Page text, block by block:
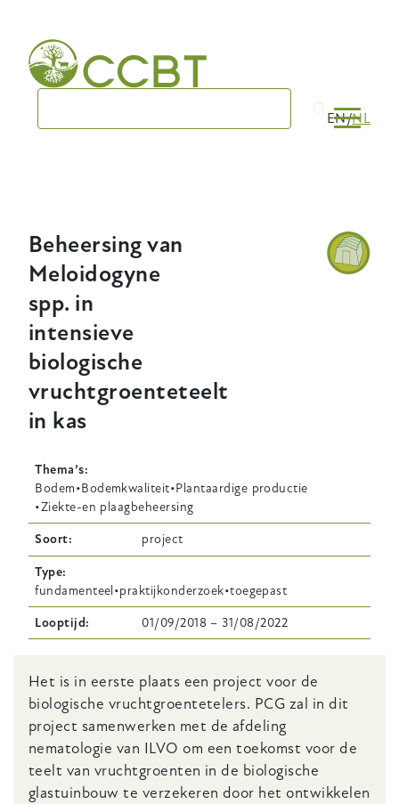
main
navigation
EN NL
Beheersing van
Meloidogyne
spp. in
intensieve
biologische
vruchtgroenteteelt
in kas
Thema’s
Bodem Bodemkwaliteit Plantaardige productie
Ziekte-en plaagbeheersing
Soort project
Type
fundamenteel
praktijkonderzoek toegepast
Looptijd 01/09/2018 –31/08/2022
Body
Het is in eerste plaats een project voor de
biologische vruchtgroentetelers. PCG zal in dit
project samenwerken met de afdeling
nematologie van ILVO om een toekomst voor de
teelt van vruchtgroenten in de biologische
glastuinbouw te verzekeren door het ontwikkelen